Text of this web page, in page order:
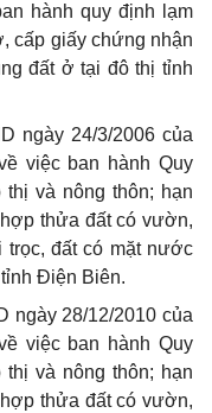
hành quy định lạm
cấp giấy chứng nhận
đất ở tại đô thị tỉnh
ngày 24/3/2006 của
việc ban hành Quy
và nông thôn; hạn
thửa đất có vườn,
trọc, đất có mặt nước
Điện Biên.
ngày 28/12/2010 của
việc ban hành Quy
và nông thôn; hạn
thửa đất có vườn,